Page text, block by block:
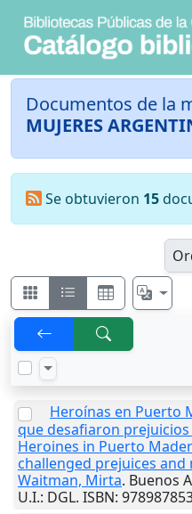
Documentos de la
MUJERES
Se obtuvieron 15
Heroínas en Puerto
que desafiaron
Heroines in Puerto
challenged prejuices and
Waitman, Mirta. Buenos
U.I.: DGL. ISBN: